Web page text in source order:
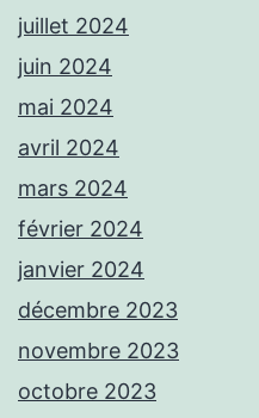
juillet 2024
juin 2024
mai 2024
avril 2024
mars 2024
février 2024
janvier 2024
décembre 2023
novembre 2023
octobre 2023